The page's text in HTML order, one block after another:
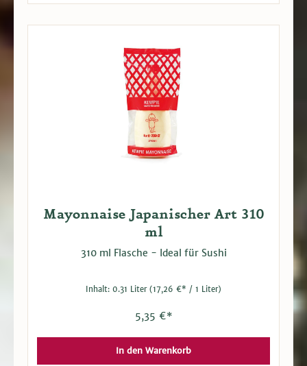
Mayonnaise Japanischer Art 310
ml
310 ml Flasche - Ideal für Sushi
Inhalt: 0.31 Liter (17,26 €* / 1 Liter)
5,35 €*
In den Warenkorb